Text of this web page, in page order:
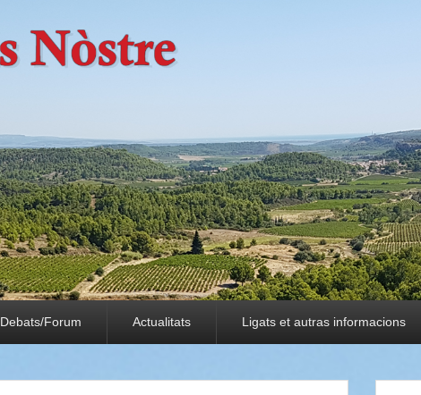
Debats/Forum Actualitats Ligats et autras informacions